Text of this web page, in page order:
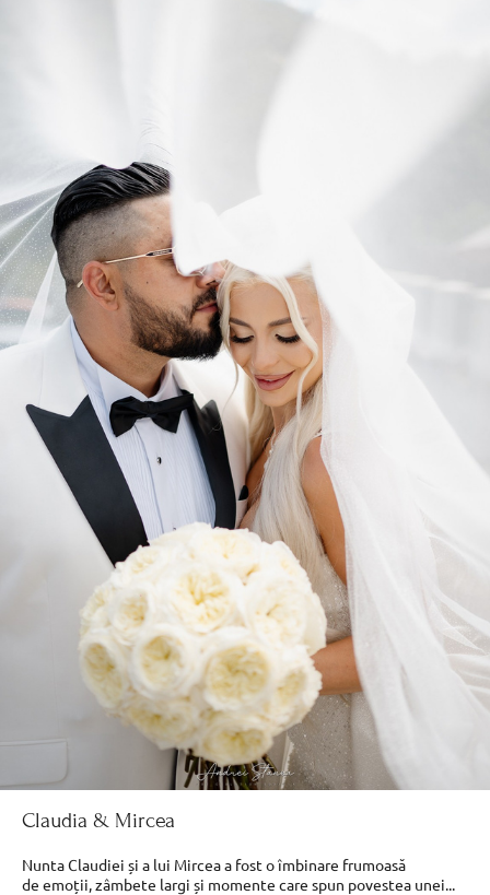
Claudia & Mircea
Nunta Claudiei și a lui Mircea a fost o îmbinare frumoasă
de emoții, zâmbete largi și momente care spun povestea unei...